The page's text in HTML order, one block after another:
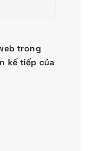
trong
kế tiếp của